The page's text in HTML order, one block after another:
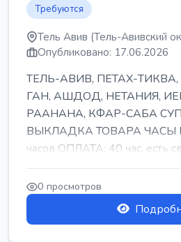
Требуются
Тель Авив (Тель-Авивский
Опубликовано: 17.06.2026
ТЕЛЬ-АВИВ, ПЕТАХ-
ГАН, АШДОД, НЕТАНИЯ,
РААНАНА, КФАР-САБА
ВЫКЛАДКА ТОВАРА ЧАСЫ
часов ОПЛАТА: 40 час, есть
ПИТАНИЕ ЕСТЬ Для синих
0 просмотров